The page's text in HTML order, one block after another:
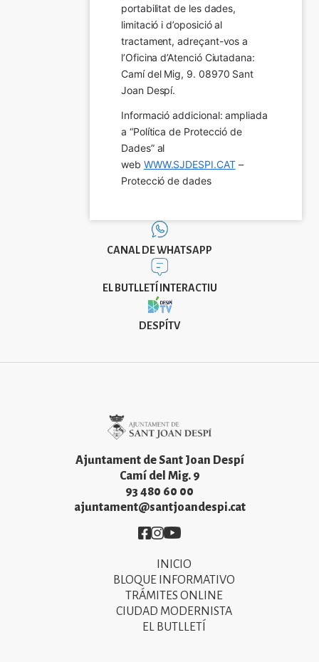
portabilitat de les dades,
limitació i d’oposició al
tractament, adreçant-vos a
l’Oficina d’Atenció Ciutadana:
Camí del Mig, 9. 08970 Sant
Joan Despí.
Informació addicional: ampliada
a “Política de Protecció de
Dades” al
web WWW.SJDESPI.CAT –
Protecció de dades
CANAL DE WHATSAPP
EL BUTLLETÍ INTERACTIU
DESPÍTV
Ajuntament de Sant Joan Despí
Camí del Mig. 9
93 480 60 00
ajuntament@santjoandespi.cat
Imatge
Imatge
Imatge
INICIO
BLOQUE INFORMATIVO
TRÁMITES ONLINE
CIUDAD MODERNISTA
EL BUTLLETÍ